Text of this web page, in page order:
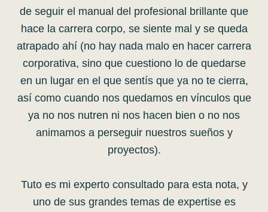
de seguir el manual del profesional brillante que
hace la carrera corpo, se siente mal y se queda
atrapado ahí (no hay nada malo en hacer carrera
corporativa, sino que cuestiono lo de quedarse
en un lugar en el que sentís que ya no te cierra,
así como cuando nos quedamos en vínculos que
ya no nos nutren ni nos hacen bien o no nos
animamos a perseguir nuestros sueños y
proyectos).
Tuto es mi experto consultado para esta nota, y
uno de sus grandes temas de expertise es